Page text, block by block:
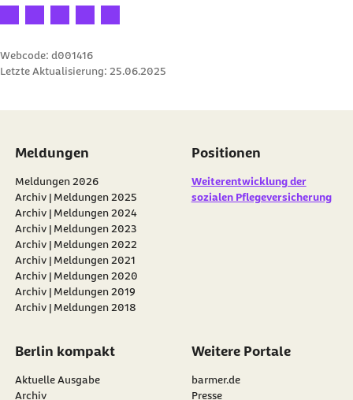
Ihre Bewertung: 1 Stern
Ihre Bewertung: 2 Sterne
Ihre Bewertung: 3 Sterne
Ihre Bewertung: 4 Sterne
Ihre Bewertung: 5 Sterne
Webcode: d001416
Letzte Aktualisierung: 25.06.2025
Meldungen
Meldungen 2026
Archiv | Meldungen 2025
Archiv | Meldungen 2024
Archiv | Meldungen 2023
Archiv | Meldungen 2022
Archiv | Meldungen 2021
Archiv | Meldungen 2020
Archiv | Meldungen 2019
Archiv | Meldungen 2018
Positionen
Weiterentwicklung der
sozialen Pflegeversicherung
Berlin kompakt
Aktuelle Ausgabe
Archiv
Weitere Portale
barmer.de
Presse